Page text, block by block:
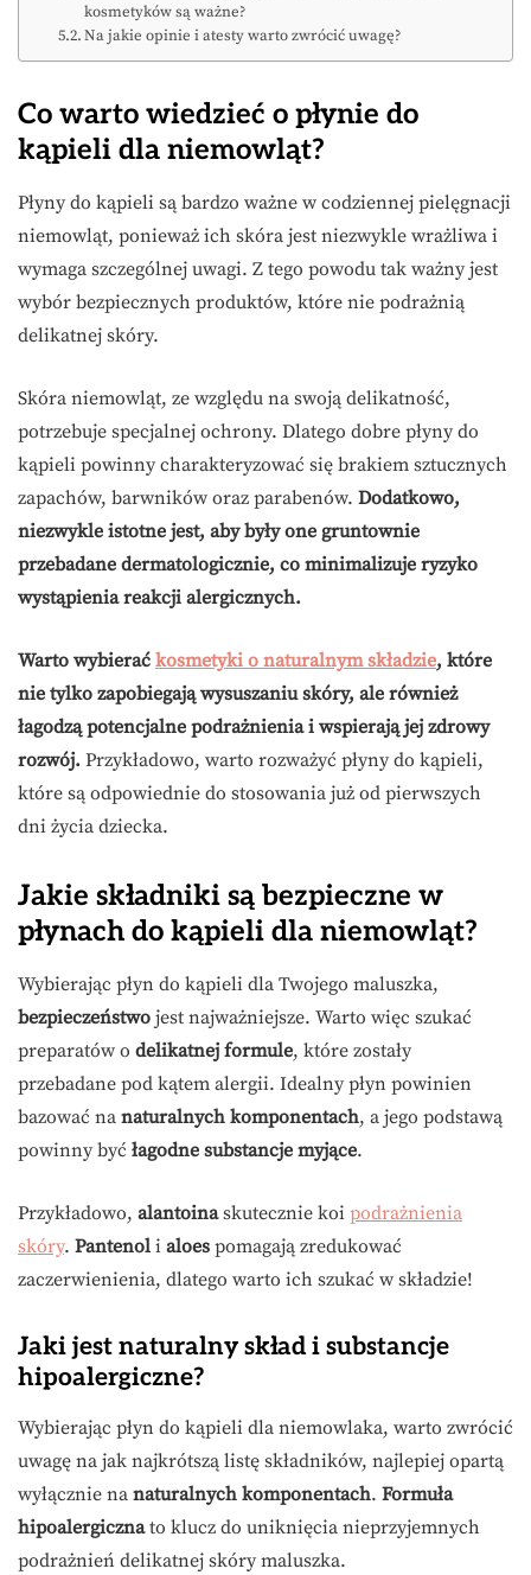
kosmetyków są ważne?
Na jakie opinie i atesty warto zwrócić uwagę?
Co warto wiedzieć o płynie do
kąpieli dla niemowląt?
Płyny do kąpieli są bardzo ważne w codziennej pielęgnacji
niemowląt, ponieważ ich skóra jest niezwykle wrażliwa i
wymaga szczególnej uwagi. Z tego powodu tak ważny jest
wybór bezpiecznych produktów, które nie podrażnią
delikatnej skóry.
Skóra niemowląt, ze względu na swoją delikatność,
potrzebuje specjalnej ochrony. Dlatego dobre płyny do
kąpieli powinny charakteryzować się brakiem sztucznych
zapachów, barwników oraz parabenów. Dodatkowo,
niezwykle istotne jest, aby były one gruntownie
przebadane dermatologicznie, co minimalizuje ryzyko
wystąpienia reakcji alergicznych.
Warto wybierać kosmetyki o naturalnym składzie, które
nie tylko zapobiegają wysuszaniu skóry, ale również
łagodzą potencjalne podrażnienia i wspierają jej zdrowy
rozwój. Przykładowo, warto rozważyć płyny do kąpieli,
które są odpowiednie do stosowania już od pierwszych
dni życia dziecka.
Jakie składniki są bezpieczne w
płynach do kąpieli dla niemowląt?
Wybierając płyn do kąpieli dla Twojego maluszka,
bezpieczeństwo jest najważniejsze. Warto więc szukać
preparatów o delikatnej formule, które zostały
przebadane pod kątem alergii. Idealny płyn powinien
bazować na naturalnych komponentach, a jego podstawą
powinny być łagodne substancje myjące.
Przykładowo, alantoinaskutecznie koi podrażnienia
skóry. Pantenol i aloes pomagają zredukować
zaczerwienienia, dlatego warto ich szukać w składzie!
Jaki jest naturalny skład i substancje
hipoalergiczne?
Wybierając płyn do kąpieli dla niemowlaka, warto zwrócić
uwagę na jak najkrótszą listę składników, najlepiej opartą
wyłącznie na naturalnych komponentach. Formuła
hipoalergicznato klucz do uniknięcia nieprzyjemnych
podrażnień delikatnej skóry maluszka.